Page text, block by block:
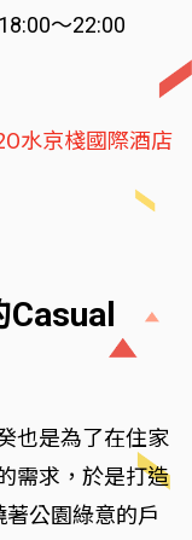
～22:00
水京棧國際酒店
也是為了在住家
需求，於是打造
公園綠意的戶